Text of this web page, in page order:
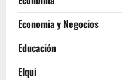
Economia y Negocios
Educación
Elqui